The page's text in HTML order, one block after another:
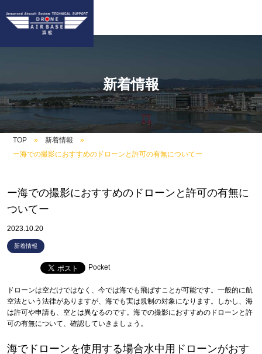
新着情報
TOP
新着情報
ー海での撮影におすすめのドローンと許可の有無についてー
ー海での撮影におすすめのドローンと許可の有無に
ついてー
2023.10.20
新着情報
Pocket
ドローンは空だけではなく、今では海でも飛ばすことが可能です。一般的に航
空法という法律がありますが、海でも実は規制の対象になります。しかし、海
は許可や申請も、空とは異なるのです。海での撮影におすすめのドローンと許
可の有無について、確認していきましょう。
海でドローンを使用する場合水中用ドローンがおす